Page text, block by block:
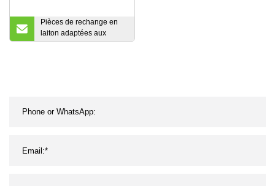
Pièces de rechange en
laiton adaptées aux
besoins du client par